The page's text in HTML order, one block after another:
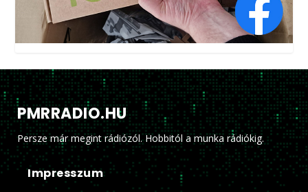
PMRRADIO.HU
Persze már megint rádiózól. Hobbitól a munka rádiókig.
Impresszum